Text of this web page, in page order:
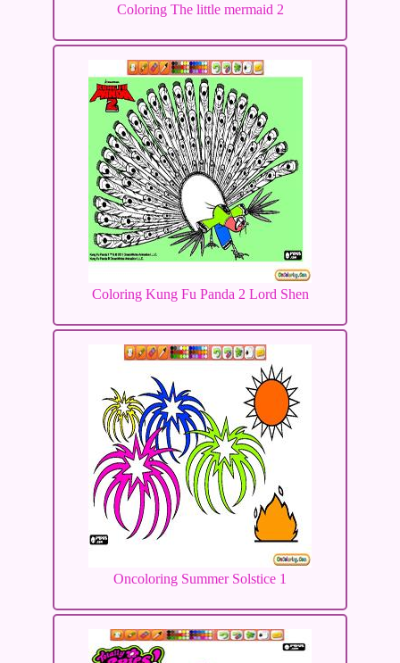
Coloring The little mermaid 2
Coloring Kung Fu Panda 2 Lord Shen
Oncoloring Summer Solstice 1